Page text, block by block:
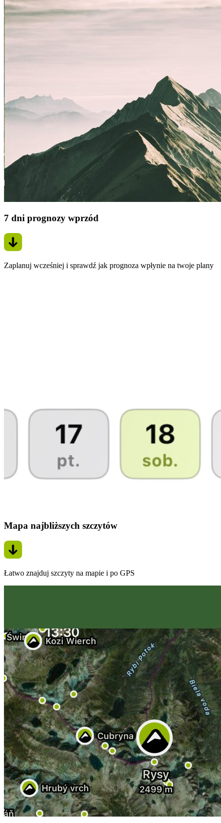
7 dni prognozy wprzód
Zaplanuj wcześniej i sprawdź jak prognoza wpłynie na twoje plany
Mapa najbliższych szczytów
Łatwo znajduj szczyty na mapie i po GPS